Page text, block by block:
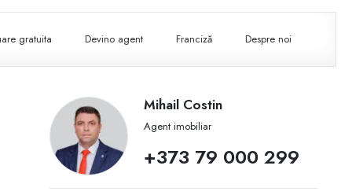
gratuita Devino agent Franciză Despre noi
Mihail Costin
Agent imobiliar
+373 79 000 299